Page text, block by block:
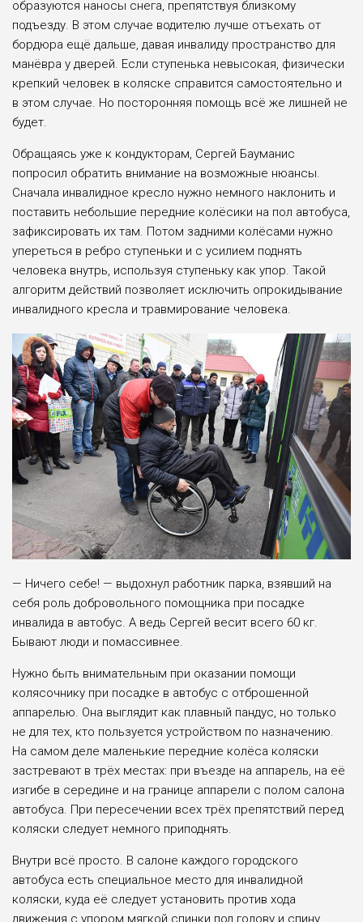
образуются наносы снега, препятствуя близкому
подъезду. В этом случае водителю лучше отъехать от
бордюра ещё дальше, давая инвалиду пространство для
манёвра у дверей. Если ступенька невысокая, физически
крепкий человек в коляске справится самостоятельно и
в этом случае. Но посторонняя помощь всё же лишней не
будет.
Обращаясь уже к кондукторам, Сергей Бауманис
попросил обратить внимание на возможные нюансы.
Сначала инвалидное кресло нужно немного наклонить и
поставить небольшие передние колёсики на пол автобуса,
зафиксировать их там. Потом задними колёсами нужно
упереться в ребро ступеньки и с усилием поднять
человека внутрь, используя ступеньку как упор. Такой
алгоритм действий позволяет исключить опрокидывание
инвалидного кресла и травмирование человека.
— Ничего себе! — выдохнул работник парка, взявший на
себя роль добровольного помощника при посадке
инвалида в автобус. А ведь Сергей весит всего 60 кг.
Бывают люди и помассивнее.
Нужно быть внимательным при оказании помощи
колясочнику при посадке в автобус с отброшенной
аппарелью. Она выглядит как плавный пандус, но только
не для тех, кто пользуется устройством по назначению.
На самом деле маленькие передние колёса коляски
застревают в трёх местах: при въезде на аппарель, на её
изгибе в середине и на границе аппарели с полом салона
автобуса. При пересечении всех трёх препятствий перед
коляски следует немного приподнять.
Внутри всё просто. В салоне каждого городского
автобуса есть специальное место для инвалидной
коляски, куда её следует установить против хода
движения с упором мягкой спинки под голову и спину